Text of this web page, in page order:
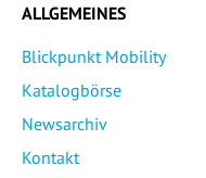
ALLGEMEINES
Blickpunkt Mobility
Katalogbörse
Newsarchiv
Kontakt